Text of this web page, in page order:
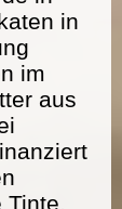
in
im
aus
Tinte,